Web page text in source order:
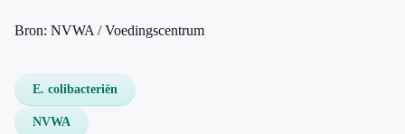
Bron: NVWA / Voedingscentrum
E. colibacteriën
NVWA